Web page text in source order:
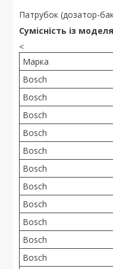
Патрубок (дозатор-
Сумісність із
<
Марка
Bosch
Bosch
Bosch
Bosch
Bosch
Bosch
Bosch
Bosch
Bosch
Bosch
Bosch